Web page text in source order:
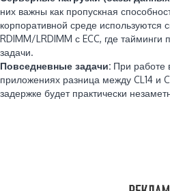
них важны как пропускная
корпоративной среде используются
RDIMM/LRDIMM с ECC, где
задачи.
Повседневные задачи: При работе
приложениях разница между CL14 и
задержке будет практически